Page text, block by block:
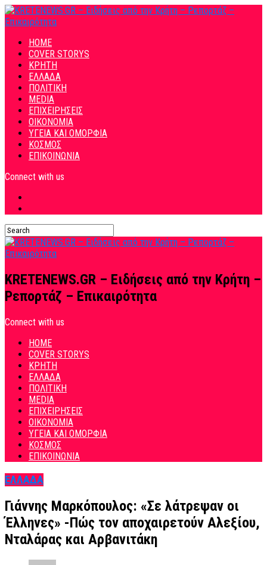
HOME
COVER STORYS
ΚΡΗΤΗ
ΕΛΛΑΔΑ
ΠΟΛΙΤΙΚΗ
MEDIA
ΕΠΙΧΕΙΡΗΣΕΙΣ
ΟΙΚΟΝΟΜΙΑ
ΥΓΕΙΑ ΚΑΙ ΟΜΟΡΦΙΑ
ΚΟΣΜΟΣ
ΕΠΙΚΟΙΝΩΝΙΑ
Connect with us
KRETENEWS.GR – Ειδήσεις από την Κρήτη –
Ρεπορτάζ – Επικαιρότητα
Connect with us
HOME
COVER STORYS
ΚΡΗΤΗ
ΕΛΛΑΔΑ
ΠΟΛΙΤΙΚΗ
MEDIA
ΕΠΙΧΕΙΡΗΣΕΙΣ
ΟΙΚΟΝΟΜΙΑ
ΥΓΕΙΑ ΚΑΙ ΟΜΟΡΦΙΑ
ΚΟΣΜΟΣ
ΕΠΙΚΟΙΝΩΝΙΑ
ΕΛΛΑΔΑ
Γιάννης Μαρκόπουλος: «Σε λάτρεψαν οι
Έλληνες» -Πώς τον αποχαιρετούν Αλεξίου,
Νταλάρας και Αρβανιτάκη